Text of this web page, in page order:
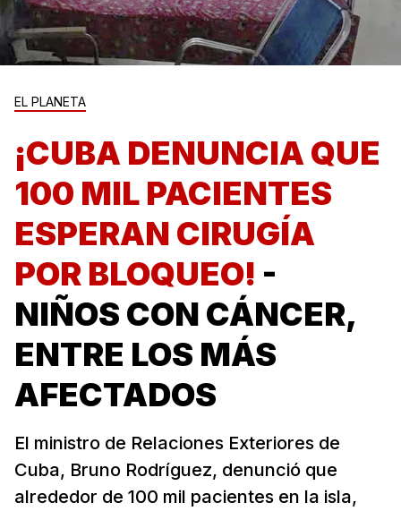
EL PLANETA
¡CUBA DENUNCIA QUE
100 MIL PACIENTES
ESPERAN CIRUGÍA
POR BLOQUEO! -
NIÑOS CON CÁNCER,
ENTRE LOS MÁS
AFECTADOS
El ministro de Relaciones Exteriores de
Cuba, Bruno Rodríguez, denunció que
alrededor de 100 mil pacientes en la isla,